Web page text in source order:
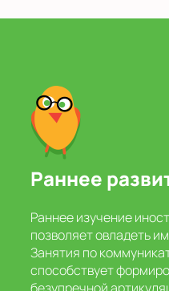
Раннее
Раннее изучение
позволяет овладеть
Занятия по
способствует